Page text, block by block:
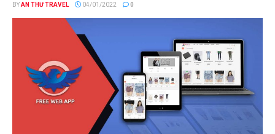
BYAN THƯ TRAVEL 04/01/2022 0